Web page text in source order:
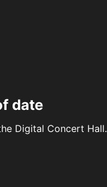
date
Digital Concert Hall.